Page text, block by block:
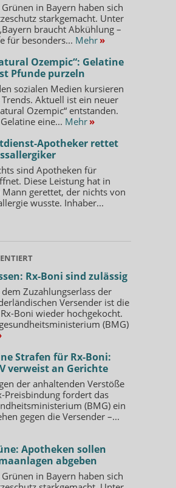
Grünen in Bayern haben sich
starkgemacht. Unter
braucht Abkühlung –
für besonders... Mehr »
Ozempic“: Gelatine
Pfunde purzeln
sozialen Medien kursieren
Aktuell ist ein neuer
Ozempic“ entstanden.
eine... Mehr »
Apotheker rettet
sind Apotheken für
Diese Leistung hat in
gerettet, der nichts von
wusste. Inhaber...
Rx-Boni sind zulässig
Zuzahlungserlass der
Versender ist die
Boni wieder hochgekocht.
(BMG)
Strafen für Rx-Boni:
verweist an Gerichte
der anhaltenden Verstöße
Preisbindung fordert das
(BMG) ein
gegen die Versender –...
Apotheken sollen
abgeben
Grünen in Bayern haben sich